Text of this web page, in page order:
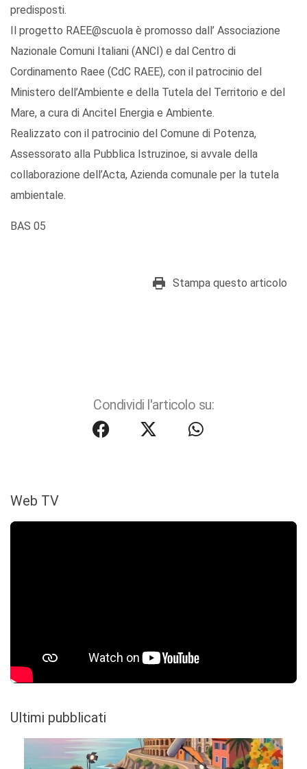
predisposti.
Il progetto RAEE@scuola è promosso dall’ Associazione
Nazionale Comuni Italiani (ANCI) e dal Centro di
Cordinamento Raee (CdC RAEE), con il patrocinio del
Ministero dell’Ambiente e della Tutela del Territorio e del
Mare, a cura di Ancitel Energia e Ambiente.
Realizzato con il patrocinio del Comune di Potenza,
Assessorato alla Pubblica Istruzinoe, si avvale della
collaborazione dell’Acta, Azienda comunale per la tutela
ambientale.
BAS 05
Stampa questo articolo
Condividi l'articolo su:
Web TV
Ultimi pubblicati